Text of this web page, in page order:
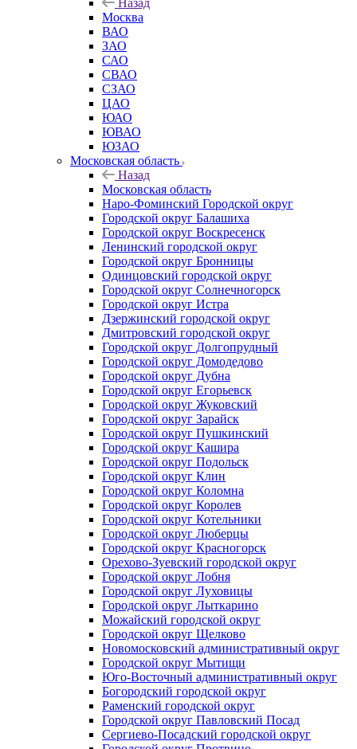
Назад
Москва
ВАО
ЗАО
САО
СВАО
СЗАО
ЦАО
ЮАО
ЮВАО
ЮЗАО
Московская область
Назад
Московская область
Наро-Фоминский Городской округ
Городской округ Балашиха
Городской округ Воскресенск
Ленинский городской округ
Городской округ Бронницы
Одинцовский городской округ
Городской округ Солнечногорск
Городской округ Истра
Дзержинский городской округ
Дмитровский городской округ
Городской округ Долгопрудный
Городской округ Домодедово
Городской округ Дубна
Городской округ Егорьевск
Городской округ Жуковский
Городской округ Зарайск
Городской округ Пушкинский
Городской округ Кашира
Городской округ Подольск
Городской округ Клин
Городской округ Коломна
Городской округ Королев
Городской округ Котельники
Городской округ Люберцы
Городской округ Красногорск
Орехово-Зуевский городской округ
Городской округ Лобня
Городской округ Луховицы
Городской округ Лыткарино
Можайский городской округ
Городской округ Щелково
Новомосковский административный округ
Городской округ Мытищи
Юго-Восточный административный округ
Богородский городской округ
Раменский городской округ
Городской округ Павловский Посад
Сергиево-Посадский городской округ